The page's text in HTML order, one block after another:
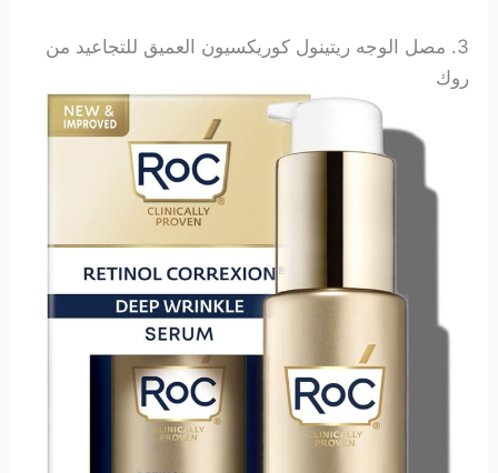
3. مصل الوجه ريتينول كوريكسيون العميق للتجاعيد من
روك